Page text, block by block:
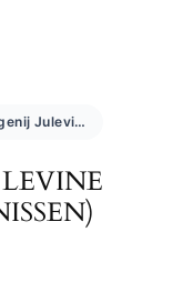
Evgenij Julevič Levine (Eugen Leviné-Nissen)